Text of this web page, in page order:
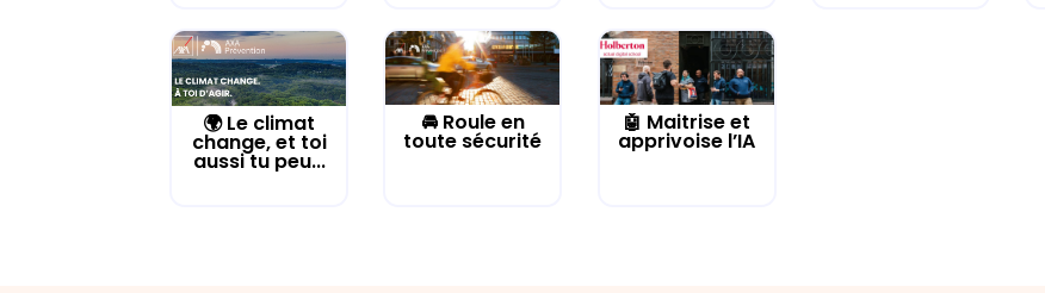
🌍 Le climat
change, et toi
aussi tu peu...
🚘 Roule en
toute sécurité
🤖 Maitrise et
apprivoise l’IA